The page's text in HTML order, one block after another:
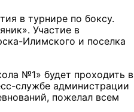
в турнире по боксу.
Участие в
Илимского и поселка
№1» будет проходить в
службе администрации
пожелал всем